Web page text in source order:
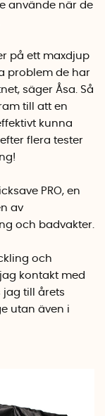
använde när de
på ett maxdjup
problem de har
säger Åsa. Så
till att en
kunna
flera tester
PRO, en
av
och badvakter.
och
kontakt med
jag till årets
utan även i